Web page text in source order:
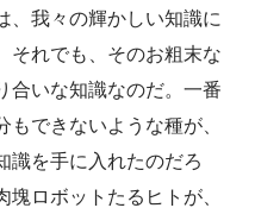
、我々の輝かしい知識に
それでも、そのお粗末な
合いな知識なのだ。一番
できないような種が、
識を手に入れたのだろ
ロボットたるヒトが、